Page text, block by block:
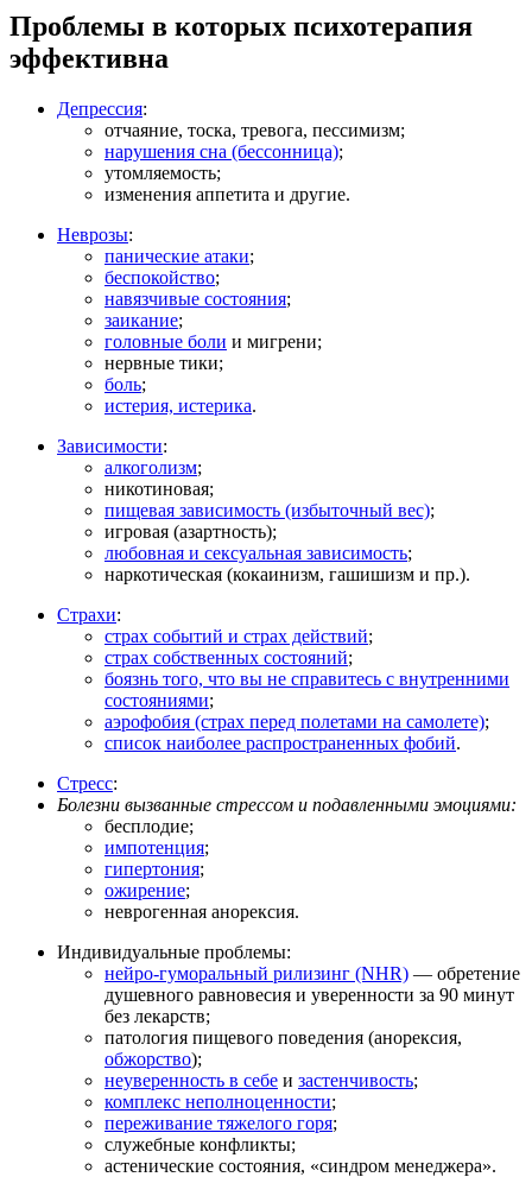
Проблемы в которых психотерапия
эффективна
Депрессия:
отчаяние, тоска, тревога, пессимизм;
нарушения сна (бессонница);
утомляемость;
изменения аппетита и другие.
Неврозы:
панические атаки;
беспокойство;
навязчивые состояния;
заикание;
головные боли и мигрени;
нервные тики;
боль;
истерия, истерика.
Зависимости:
алкоголизм;
никотиновая;
пищевая зависимость (избыточный вес);
игровая (азартность);
любовная и сексуальная зависимость;
наркотическая (кокаинизм, гашишизм и пр.).
Страхи:
страх событий и страх действий;
страх собственных состояний;
боязнь того, что вы не справитесь с внутренними
состояниями;
аэрофобия (страх перед полетами на самолете);
список наиболее распространенных фобий.
Стресс:
Болезни вызванные стрессом и подавленными эмоциями:
бесплодие;
импотенция;
гипертония;
ожирение;
неврогенная анорексия.
Индивидуальные проблемы:
нейро-гуморальный рилизинг (NHR) — обретение
душевного равновесия и уверенности за 90 минут
без лекарств;
патология пищевого поведения (анорексия,
обжорство);
неуверенность в себе и застенчивость;
комплекс неполноценности;
переживание тяжелого горя;
служебные конфликты;
астенические состояния, «синдром менеджера».